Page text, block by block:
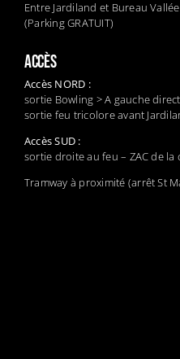
Entre Jardiland et Bureau Vallée
(Parking GRATUIT)
ACCÈS
Accès NORD :
sortie Bowling > A gauche
sortie feu tricolore avant
Accès SUD :
sortie droite au feu – ZAC de la
Tramway à proximité (arrêt St